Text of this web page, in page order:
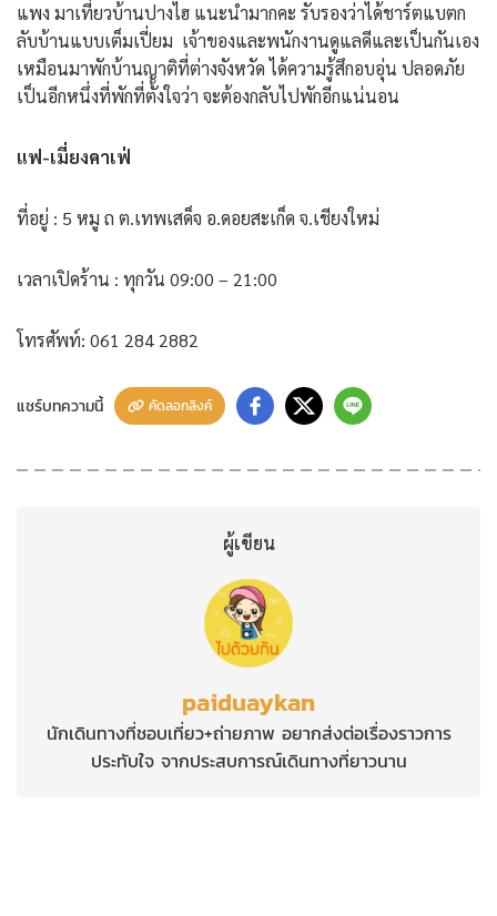
แพง มาเที่ยวบ้านปางไฮ แนะนำมากคะ รับรองว่าได้ชาร์ตแบตก
ลับบ้านแบบเต็มเปี่ยม เจ้าของและพนักงานดูแลดีและเป็นกันเอง
เหมือนมาพักบ้านญาติที่ต่างจังหวัด ได้ความรู้สึกอบอุ่น ปลอดภัย
เป็นอีกหนึ่งที่พักที่ตั้งใจว่า จะต้องกลับไปพักอีกแน่นอน
แฟ-เมี่ยงคาเฟ่
ที่อยู่ : 5 หมู ถ ต.เทพเสด็จ อ.ดอยสะเก็ด จ.เชียงใหม่
เวลาเปิดร้าน : ทุกวัน 09:00 – 21:00
โทรศัพท์: 061 284 2882
แชร์บทความนี้ คัดลอกลิงค์
ผู้เขียน
paiduaykan
นักเดินทางที่ชอบเที่ยว+ถ่ายภาพ อยากส่งต่อเรื่องราวการ
ประทับใจ จากประสบการณ์เดินทางที่ยาวนาน